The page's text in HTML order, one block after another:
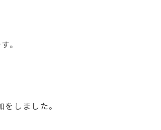
。
しました。